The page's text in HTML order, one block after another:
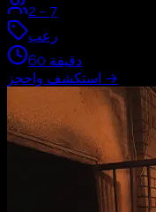
2 - 7
رعب
60 دقيقة
استكشف واحجز →